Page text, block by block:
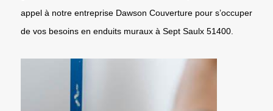
appel à notre entreprise Dawson Couverture pour s’occuper
de vos besoins en enduits muraux à Sept Saulx 51400.